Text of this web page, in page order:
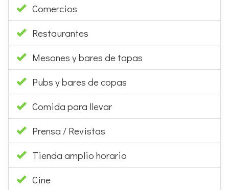
Comercios
Restaurantes
Mesones y bares de tapas
Pubs y bares de copas
Comida para llevar
Prensa / Revistas
Tienda amplio horario
Cine